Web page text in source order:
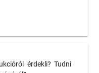
érdekli? Tudni